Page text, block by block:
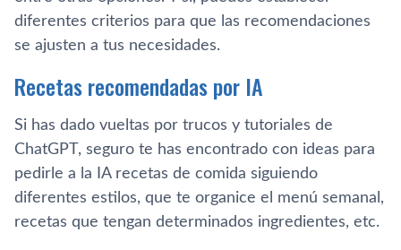
diferentes criterios para que las recomendaciones
se ajusten a tus necesidades.
Recetas recomendadas por IA
Si has dado vueltas por trucos y tutoriales de
ChatGPT, seguro te has encontrado con ideas para
pedirle a la IA recetas de comida siguiendo
diferentes estilos, que te organice el menú semanal,
recetas que tengan determinados ingredientes, etc.